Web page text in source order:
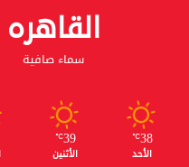
القاهره
سماء صافية
38
℃
الأحد
39
℃
الأثنين